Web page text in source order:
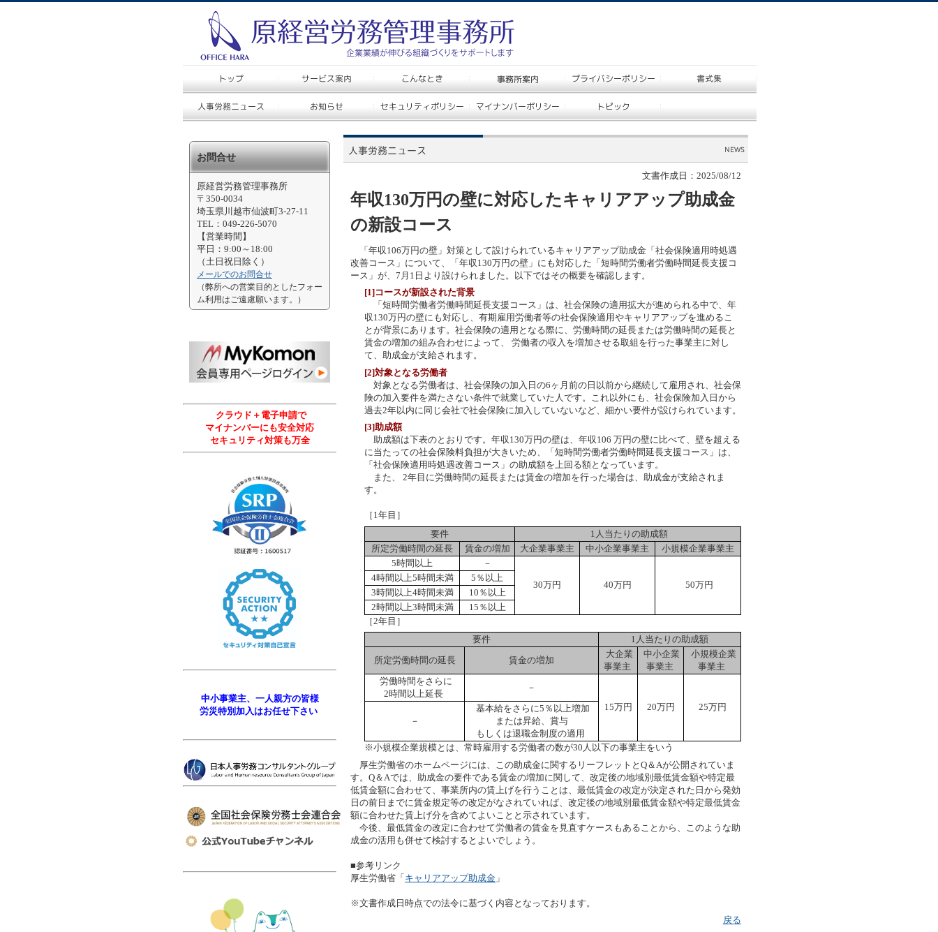
文書作成日：2025/08/12
年収130万円の壁に対応したキャリアアップ助成金
の新設コース
「年収106万円の壁」対策として設けられているキャリアアップ助成金「社会保険適用時処遇
改善コース」について、「年収130万円の壁」にも対応した「短時間労働者労働時間延長支援コ
ース」が、7月1日より設けられました。以下ではその概要を確認します。
[1]コースが新設された背景
「短時間労働者労働時間延長支援コース」は、社会保険の適用拡大が進められる中で、年
収130万円の壁にも対応し、有期雇用労働者等の社会保険適用やキャリアアップを進めるこ
とが背景にあります。社会保険の適用となる際に、労働時間の延長または労働時間の延長と
賃金の増加の組み合わせによって、 労働者の収入を増加させる取組を行った事業主に対し
て、助成金が支給されます。
[2]対象となる労働者
対象となる労働者は、社会保険の加入日の6ヶ月前の日以前から継続して雇用され、社会保
険の加入要件を満たさない条件で就業していた人です。これ以外にも、社会保険加入日から
過去2年以内に同じ会社で社会保険に加入していないなど、細かい要件が設けられています。
[3]助成額
助成額は下表のとおりです。年収130万円の壁は、年収106 万円の壁に比べて、壁を超える
に当たっての社会保険料負担が大きいため、「短時間労働者労働時間延長支援コース」は、
「社会保険適用時処遇改善コース」の助成額を上回る額となっています。
また、 2年目に労働時間の延長または賃金の増加を行った場合は、助成金が支給されま
す。
［1年目］
要件
1人当たりの助成額
所定労働時間の延長
賃金の増加 大企業事業主 中小企業事業主
小規模企業事業主
5時間以上
－
30万円 40万円 50万円
4時間以上5時間未満
5％以上
3時間以上4時間未満
10％以上
2時間以上3時間未満
15％以上
［2年目］
要件
1人当たりの助成額
所定労働時間の延長
賃金の増加
大企業
事業主
中小企業
事業主
小規模企業
事業主
労働時間をさらに
2時間以上延長
－
15万円
20万円
25万円
－
基本給をさらに5％以上増加
または昇給、賞与
もしくは退職金制度の適用
※小規模企業規模とは、常時雇用する労働者の数が30人以下の事業主をいう
厚生労働省のホームページには、この助成金に関するリーフレットとQ＆Aが公開されていま
す。Q＆Aでは、助成金の要件である賃金の増加に関して、改定後の地域別最低賃金額や特定最
低賃金額に合わせて、事業所内の賃上げを行うことは、最低賃金の改定が決定された日から発効
日の前日までに賃金規定等の改定がなされていれば、改定後の地域別最低賃金額や特定最低賃金
額に合わせた賃上げ分を含めてよいことと示されています。
今後、最低賃金の改定に合わせて労働者の賃金を見直すケースもあることから、このような助
成金の活用も併せて検討するとよいでしょう。
■参考リンク
厚生労働省「キャリアアップ助成金 」
※文書作成日時点での法令に基づく内容となっております。
戻る
お問合せ
原経営労務管理事務所
〒350-0034
埼玉県川越市仙波町3-27-11
TEL：049-226-5070
【営業時間】
平日：9:00～18:00
（土日祝日除く）
メールでのお問合せ
（弊所への営業目的としたフォー
ム利用はご遠慮願います。）
クラウド＋電子申請で
マイナンバーにも安全対応
セキュリティ対策も万全
中小事業主、一人親方の皆様
労災特別加入はお任せ下さい